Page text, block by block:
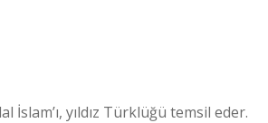
yıldız Türklüğü temsil eder.